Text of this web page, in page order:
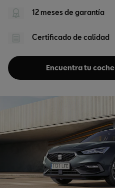
12 meses de garantía
Certificado de calidad
Encuentra tu coche